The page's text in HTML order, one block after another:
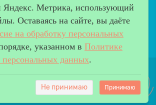
до 20:00
Яндекс. Метрика, использующий
Оставаясь на сайте, вы даёте
на обработку персональных
указанном в Политике
персональных данных.
Не принимаю Принимаю